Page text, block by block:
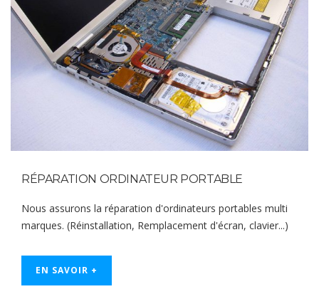
RÉPARATION ORDINATEUR PORTABLE
Nous assurons la réparation d'ordinateurs portables multi
marques. (Réinstallation, Remplacement d'écran, clavier...)
EN SAVOIR +